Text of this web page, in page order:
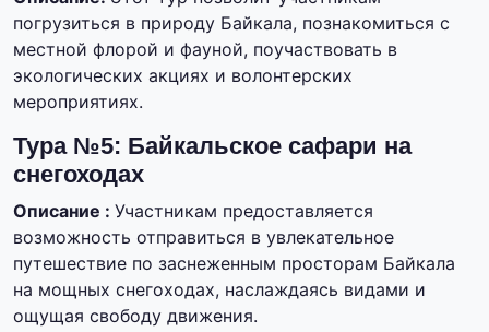
погрузиться в природу Байкала, познакомиться с
местной флорой и фауной, поучаствовать в
экологических акциях и волонтерских
мероприятиях.
Тура №5: Байкальское сафари на
снегоходах
Описание : Участникам предоставляется
возможность отправиться в увлекательное
путешествие по заснеженным просторам Байкала
на мощных снегоходах, наслаждаясь видами и
ощущая свободу движения.